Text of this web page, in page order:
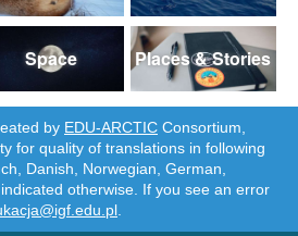
Space Places & Stories
by EDU-ARCTIC Consortium,
for quality of translations in following
Danish, Norwegian, German,
otherwise. If you see an error